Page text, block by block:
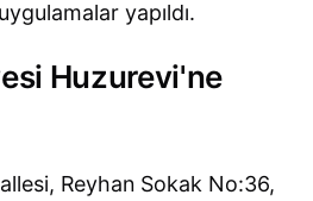
yapıldı.
Huzurevi'ne
Reyhan Sokak No:36,